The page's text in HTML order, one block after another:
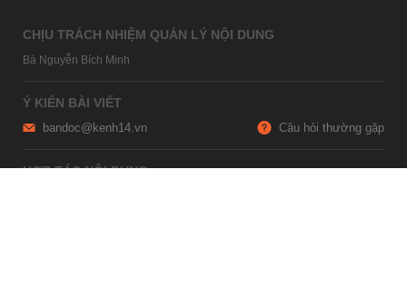
CHỊU TRÁCH NHIỆM QUẢN LÝ NỘI DUNG
Bà Nguyễn Bích Minh
Ý KIẾN BÀI VIẾT
bandoc@kenh14.vn Câu hỏi thường gặp
HỢP TÁC NỘI DUNG